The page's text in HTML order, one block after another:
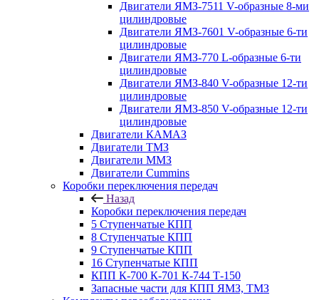
Двигатели ЯМЗ-7511 V-образные 8-ми
цилиндровые
Двигатели ЯМЗ-7601 V-образные 6-ти
цилиндровые
Двигатели ЯМЗ-770 L-образные 6-ти
цилиндровые
Двигатели ЯМЗ-840 V-образные 12-ти
цилиндровые
Двигатели ЯМЗ-850 V-образные 12-ти
цилиндровые
Двигатели КАМАЗ
Двигатели ТМЗ
Двигатели ММЗ
Двигатели Cummins
Коробки переключения передач
Назад
Коробки переключения передач
5 Ступенчатые КПП
8 Ступенчатые КПП
9 Ступенчатые КПП
16 Ступенчатые КПП
КПП К-700 К-701 К-744 Т-150
Запасные части для КПП ЯМЗ, ТМЗ